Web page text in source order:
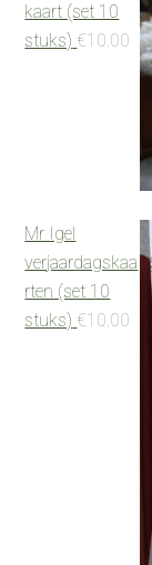
kaart (set 10
stuks) €10.00
Mr Igel
verjaardagskaa
rten (set 10
stuks) €10.00